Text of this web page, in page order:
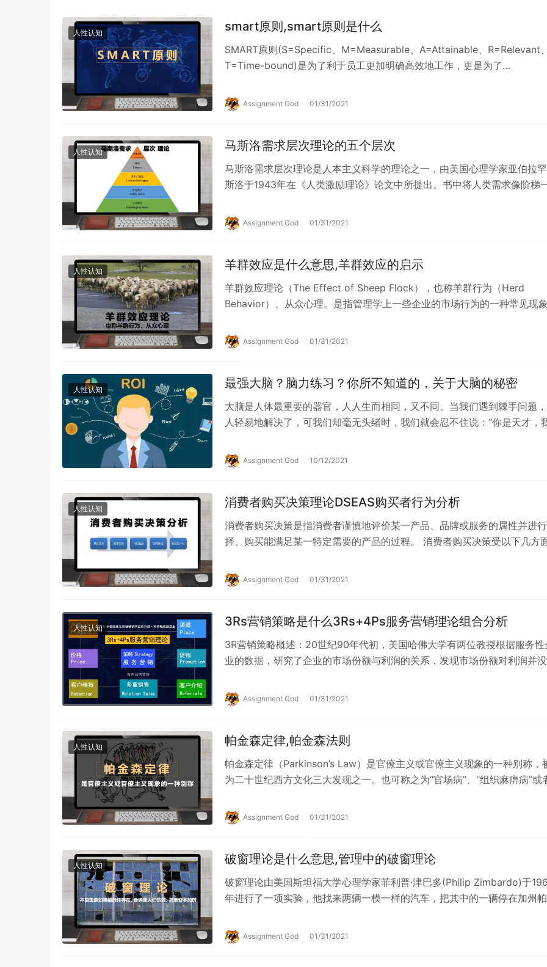
人性认知 smart原则,smart原则是什么
SMART原则(S=Specific、M=Measurable、A=Attainable、R=Relevant
T=Time-bound)是为了利于员工更加明确高效地工作，更是为了…
Assignment God 01/31/2021
人性认知 马斯洛需求层次理论的五个层次
马斯洛需求层次理论是人本主义科学的理论之一，由美国心理学家亚伯拉罕
斯洛于1943年在《人类激励理论》论文中所提出。书中将人类需求像阶梯
Assignment God 01/31/2021
人性认知 羊群效应是什么意思,羊群效应的启示
羊群效应理论（The Effect of Sheep Flock），也称羊群行为（Herd
Behavior）、从众心理。是指管理学上一些企业的市场行为的一种常见现
Assignment God 01/31/2021
人性认知 最强大脑？脑力练习？你所不知道的，关于大脑的秘密
大脑是人体最重要的器官，人人生而相同，又不同。当我们遇到棘手问题
人轻易地解决了，可我们却毫无头绪时，我们就会忍不住说：“你是天才，
Assignment God 10/12/2021
人性认知 消费者购买决策理论DSEAS购买者行为分析
消费者购买决策是指消费者谨慎地评价某一产品、品牌或服务的属性并进
择、购买能满足某一特定需要的产品的过程。 消费者购买决策受以下几方
Assignment God 01/31/2021
人性认知 3Rs营销策略是什么3Rs+4Ps服务营销理论组合分析
3R营销策略概述：20世纪90年代初，美国哈佛大学有两位教授根据服务性
业的数据，研究了企业的市场份额与利润的关系，发现市场份额对利润并
Assignment God 01/31/2021
人性认知 帕金森定律,帕金森法则
帕金森定律（Parkinson’s Law）是官僚主义或官僚主义现象的一种别称，
为二十世纪西方文化三大发现之一。也可称之为“官场病”、“组织麻痹病”或
Assignment God 01/31/2021
人性认知 破窗理论是什么意思,管理中的破窗理论
破窗理论由美国斯坦福大学心理学家菲利普·津巴多(Philip Zimbardo)于
年进行了一项实验，他找来两辆一模一样的汽车，把其中的一辆停在加州
Assignment God 01/31/2021